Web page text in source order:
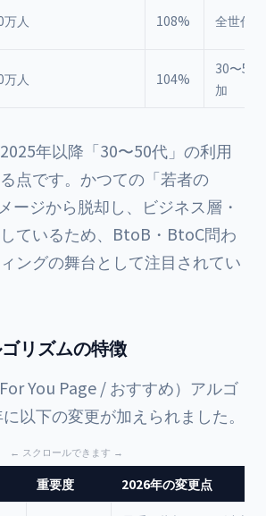
人 108% 全世代
人 104%
30〜50
加
年以降「30〜50代」の利用
点です。かつての「若者の
ージから脱却し、ビジネス層・
ているため、BtoB・BtoC問わ
ングの舞台として注目されてい
リズムの特徴
You Page / おすすめ）アルゴ
以下の変更が加えられました。
重要度 2026年の変更点